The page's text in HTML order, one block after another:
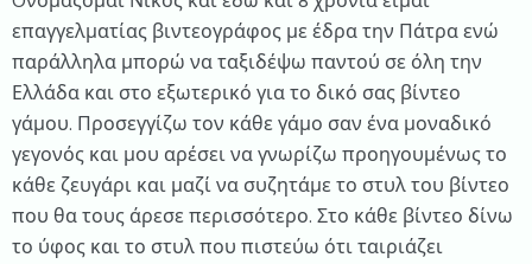
επαγγελματίας βιντεογράφος με έδρα την Πάτρα ενώ
παράλληλα μπορώ να ταξιδέψω παντού σε όλη την
Ελλάδα και στο εξωτερικό για το δικό σας βίντεο
γάμου. Προσεγγίζω τον κάθε γάμο σαν ένα μοναδικό
γεγονός και μου αρέσει να γνωρίζω προηγουμένως το
κάθε ζευγάρι και μαζί να συζητάμε το στυλ του βίντεο
που θα τους άρεσε περισσότερο. Στο κάθε βίντεο δίνω
το ύφος και το στυλ που πιστεύω ότι ταιριάζει